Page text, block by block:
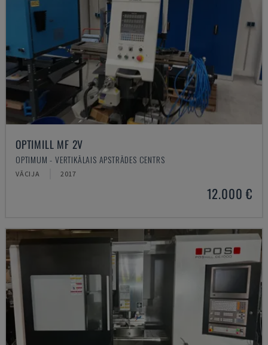
OPTIMILL MF 2V
OPTIMUM - VERTIKĀLAIS APSTRĀDES CENTRS
VĀCIJA 2017
12.000 €